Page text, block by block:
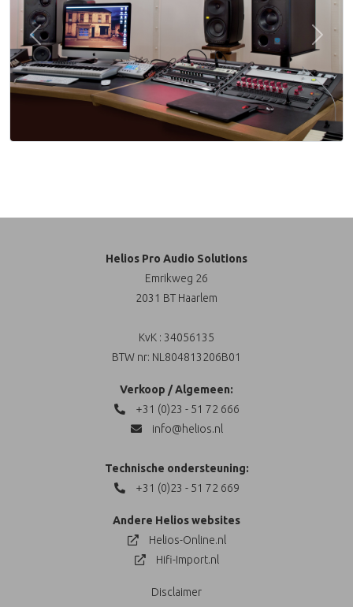
Previous Next
Helios Pro Audio Solutions
Emrikweg 26
2031 BT Haarlem
KvK : 34056135
BTW nr: NL804813206B01
Verkoop / Algemeen:
+31 (0)23 - 51 72 666
info@helios.nl
Technische ondersteuning:
+31 (0)23 - 51 72 669
Andere Helios websites
Helios-Online.nl
Hifi-Import.nl
Disclaimer